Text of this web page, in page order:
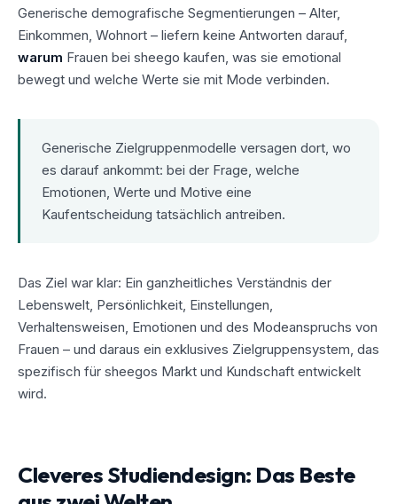
Generische demografische Segmentierungen – Alter,
Einkommen, Wohnort – liefern keine Antworten darauf,
warum Frauen bei sheego kaufen, was sie emotional
bewegt und welche Werte sie mit Mode verbinden.
Generische Zielgruppenmodelle versagen dort, wo
es darauf ankommt: bei der Frage, welche
Emotionen, Werte und Motive eine
Kaufentscheidung tatsächlich antreiben.
Das Ziel war klar: Ein ganzheitliches Verständnis der
Lebenswelt, Persönlichkeit, Einstellungen,
Verhaltensweisen, Emotionen und des Modeanspruchs von
Frauen – und daraus ein exklusives Zielgruppensystem, das
spezifisch für sheegos Markt und Kundschaft entwickelt
wird.
Cleveres Studiendesign: Das Beste